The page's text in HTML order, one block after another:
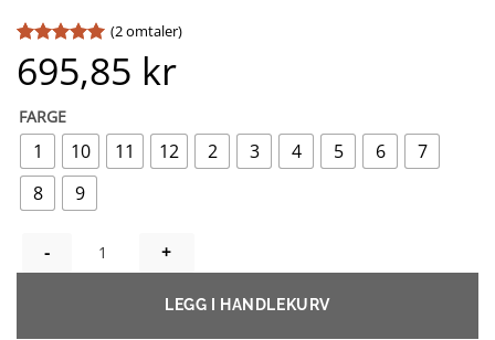
Vurdert
av 5 basert
2
kundevurderinger
(2omtaler)
695,85 kr
FARGE
1 10 11 12 2 3 4 5 6
7
8
9
LIANA KORT KLÄNNING - MIXADE NYANSER! UNIKA - HÄR
LEGG I HANDLEKURV